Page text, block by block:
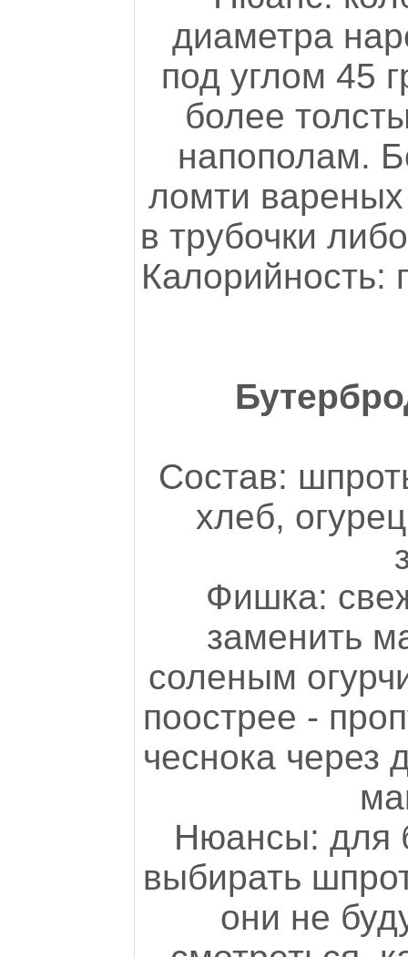
диаметра
под углом 45
более
напополам.
ломти
в трубочки
Калорийность:
Состав:
хлеб,
Фишка:
заменить
соленым
поострее -
чеснока через
Нюансы: для
выбирать
они не